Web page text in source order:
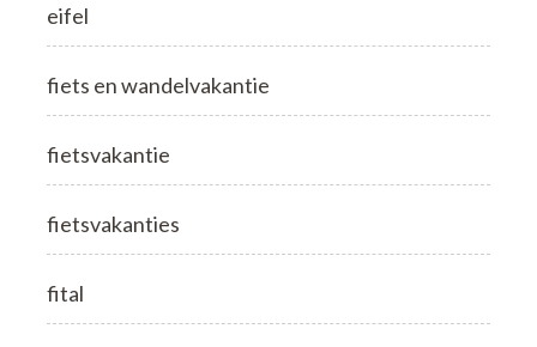
eifel
fiets en wandelvakantie
fietsvakantie
fietsvakanties
fital